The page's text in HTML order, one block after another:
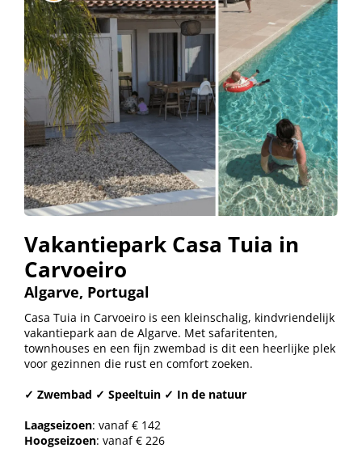
Vakantiepark Casa Tuia in
Carvoeiro
Algarve, Portugal
Casa Tuia in Carvoeiro is een kleinschalig, kindvriendelijk
vakantiepark aan de Algarve. Met safaritenten,
townhouses en een fijn zwembad is dit een heerlijke plek
voor gezinnen die rust en comfort zoeken.
✓ Zwembad ✓ Speeltuin ✓ In de natuur
Laagseizoen: vanaf € 142
Hoogseizoen: vanaf € 226